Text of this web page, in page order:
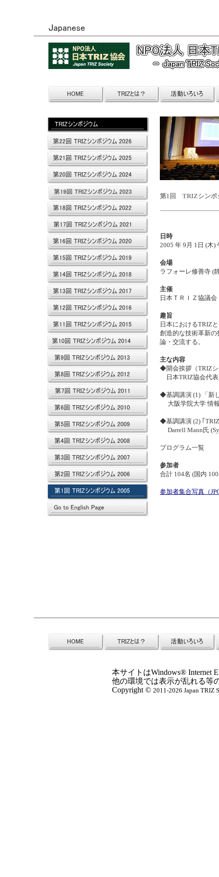
日時
2005 年 9月 1日 (木)
会場
ラフォーレ修善寺 (
主催
日本ＴＲＩＺ協議会
趣旨
日本におけるTRIZ
創造的な技術革新
論・交流する。
主な内容
◆開会挨拶（TRIZ
日本TRIZ協会代
◆基調講演 (1) 「新
大阪学院大学 情
◆基調講演 (2) ｢TRIZ
Darrell Mann氏
プログラム
参加者
合計 104名 (国内
参加者集合写真（
第1回 TRIZシンポ
本サイトはWindows® Internet
他の環境では表示が乱れる等
Copyright © 2011-2026 Japan TRIZ